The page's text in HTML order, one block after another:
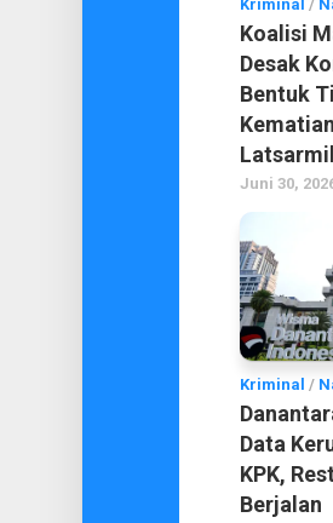
Kriminal /
Koalisi
Desak
Bentuk
Latsarmil
Juni 30,
Kriminal /
Data
KPK,
Berjalan